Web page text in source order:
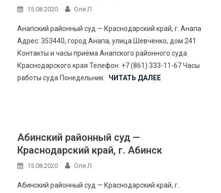
15.08.2020 Оля Л
Анапский районный суд — Краснодарский край, г. Анапа
Адрес: 353440, город Анапа, улица Шевченко, дом 241
Контакты и часы приёма Анапского районного суда
Краснодарского края Телефон: +7 (861) 333-11-67 Часы
работы суда Понедельник
ЧИТАТЬ ДАЛЕЕ
Абинский районный суд —
Краснодарский край, г. Абинск
15.08.2020 Оля Л
Абинский районный суд — Краснодарский край, г.